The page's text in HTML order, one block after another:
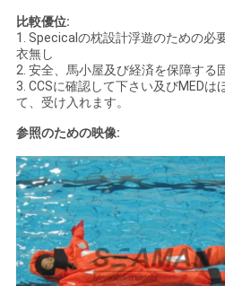
比較優位:
1. Specicalの枕設計浮遊のための必
衣無し
2. 安全、馬小屋及び経済を保障する
3. CCSに確認して下さい及びMEDは
て、受け入れます。
参照のための映像: